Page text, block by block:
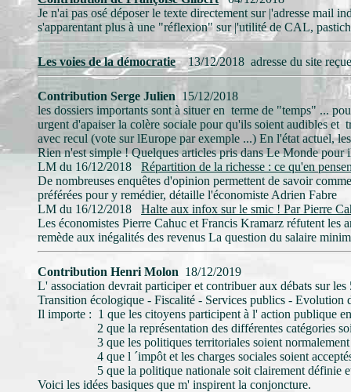
Je n'ai pas osé déposer le texte directement sur |'adresse mail
s'apparentant plus à une "réflexion" sur |'utilité de CAL,
Les voies de la démocratie13/12/2018 adresse du site
Contribution Serge Julien 15/12/2018
les dossiers importants sont à situer en terme de "temps" ...
urgent d'apaiser la colère sociale pour qu'ils soient audibles
avec recul (vote sur lEurope par exemple ...) En l'état actuel,
Rien n'est simple ! Quelques articles pris dans Le Monde pour
LM du 16/12/2018 Répartition de la richesse : ce qu'en
De nombreuses enquêtes d'opinion permettent de savoir
préférées pour y remédier, détaille l'économiste Adrien Fabre
LM du 16/12/2018 Halte aux infox sur le smic ! Par Pierre
Les économistes Pierre Cahuc et Francis Kramarz réfutent les
remède aux inégalités des revenus La question du salaire
Contribution Henri Molon 18/12/2019
L' association devrait participer et contribuer aux débats sur les
Transition écologique - Fiscalité - Services publics - Evolution
Il importe : 1 que les citoyens participent à l' action publique
2 que la représentation des différentes catégories soit
3 que les politiques territoriales soient normalement
4 que l ´impôt et les charges sociales soient acceptés
5 que la politique nationale soit clairement définie et
Voici les idées basiques que m' inspirent la conjoncture.